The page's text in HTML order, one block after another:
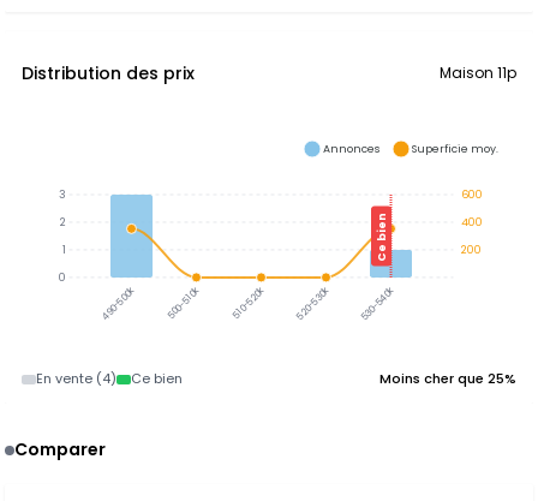
Distribution des prix Maison 11p
490-500k 500-510k 510-520k 520-530k 530-540k
Ce bien
600
400
200
3
2
1
0
Annonces Superficie moy.
En vente (4) Ce bien Moins cher que 25%
Comparer